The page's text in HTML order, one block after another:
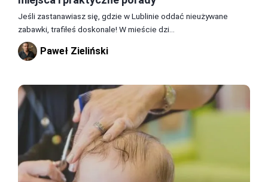
Jeśli zastanawiasz się, gdzie w Lublinie oddać nieużywane
zabawki, trafiłeś doskonale! W mieście dzi...
Paweł Zieliński